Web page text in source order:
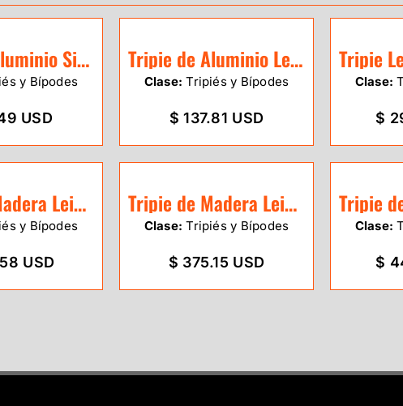
Tripie de Aluminio SitePro uso medio base triangular
y Bípodes
USD
Tripie de Aluminio Leica GST103
Clase: Tripiés y Bípodes
$ 137.81 USD
Clase:
$
Tripie de Madera Leica GST101
y Bípodes
USD
Tripie de Madera Leica GST05
Clase: Tripiés y Bípodes
$ 375.15 USD
Clase:
$